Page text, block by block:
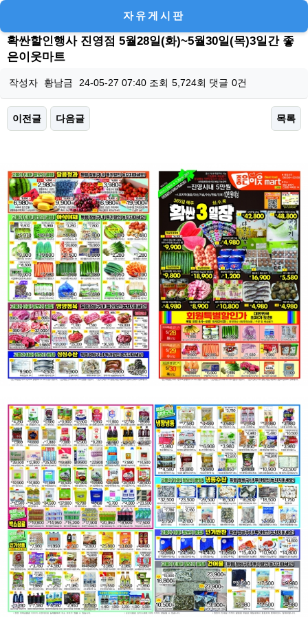
자유게시판
확싼할인행사 진영점 5월28일(화)~5월30일(목)3일간 좋
은이웃마트
작성자 황남금 24-05-27 07:40조회 5,724회 댓글 0건
이전글 다음글 목록
본문